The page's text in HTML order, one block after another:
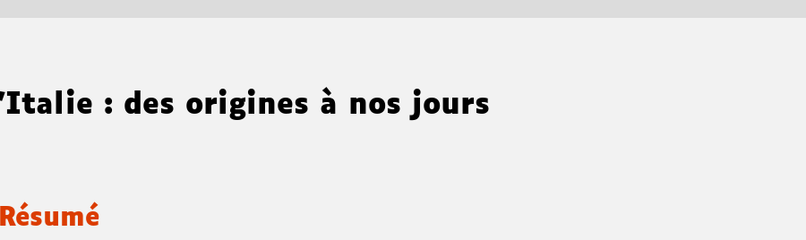
: des origines à nos jours
Résumé